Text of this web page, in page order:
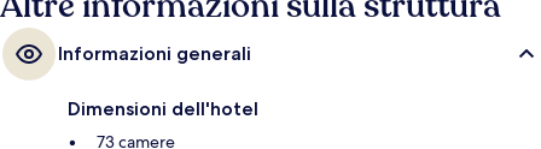
Informazioni generali
Dimensioni dell'hotel
73 camere